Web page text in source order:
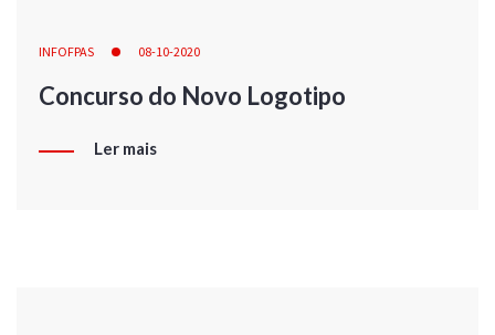
INFOFPAS 08-10-2020
Concurso do Novo Logotipo
Ler mais